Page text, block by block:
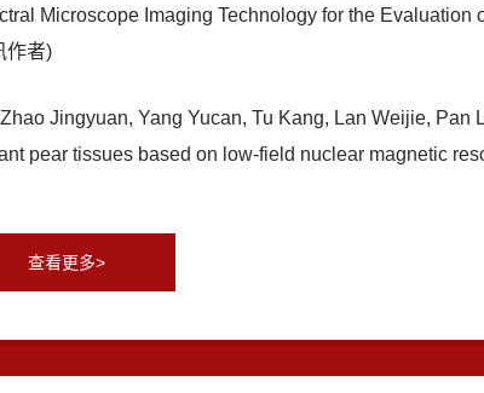
Microscope Imaging Technology for the Evaluation
作者)
Jingyuan, Yang Yucan, Tu Kang, Lan Weijie, Pan
pear tissues based on low-field nuclear magnetic
查看更多>